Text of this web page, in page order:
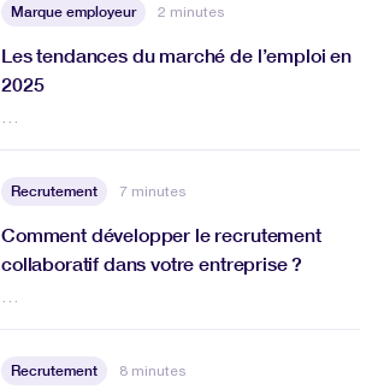
Marque employeur 2 minutes
Les tendances du marché de l’emploi en
2025
Recrutement 7 minutes
Comment développer le recrutement
collaboratif dans votre entreprise ?
Recrutement 8 minutes